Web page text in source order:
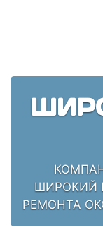
ШИРОКИЙ
РЕМОНТА